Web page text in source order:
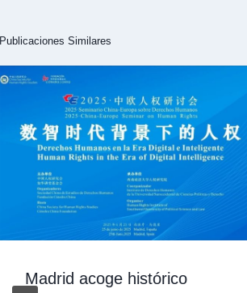
Publicaciones Similares
Madrid acoge histórico